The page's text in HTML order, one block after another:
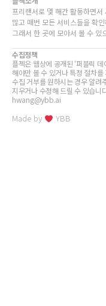
프리랜서로 몇 해간 활동하면
많고 매번 모든 서비스들을 확
그래서 한 곳에 모아서 볼 수 있
수집정책
플젝은 웹상에 공개된 ‘퍼블릭
해야만 볼 수 있거나 특정 절차
수집 거부를 원하시는 경우 알려
지우거나 수정해 드릴 수 있습니
hwang@ybb.ai
Made by YBB